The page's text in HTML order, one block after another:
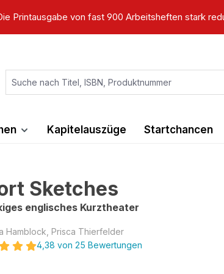
Printausgabe von fast 900 Arbeitsheften stark
Kapitelauszüge Startchancen
Sketches
englisches Kurztheater
Hamblock, Prisca Thierfelder
4,38 von 25 Bewertungen